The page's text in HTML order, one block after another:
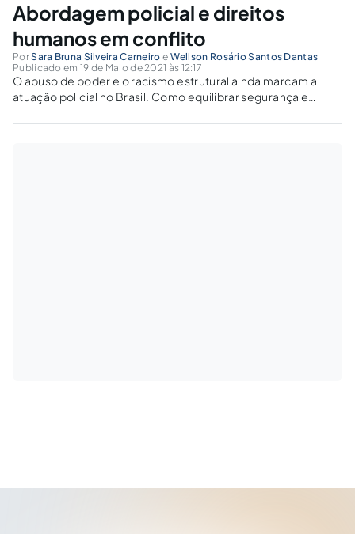
Abordagem policial e direitos
humanos em conflito
PorSara Bruna Silveira Carneiro e Wellson Rosário Santos Dantas
Publicado em 19 de Maio de 2021 às 12:17
O abuso de poder e o racismo estrutural ainda marcam a
atuação policial no Brasil. Como equilibrar segurança e